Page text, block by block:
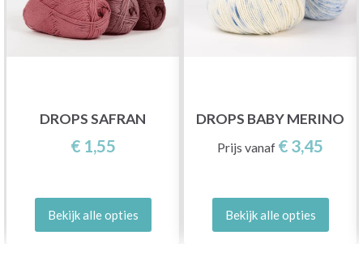
DROPS SAFRAN
€ 1,55
Bekijk alle opties
DROPS BABY MERINO
Prijs vanaf € 3,45
Bekijk alle opties